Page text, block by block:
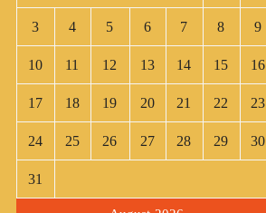
3 4 5 6 7 8 9
10 11 12 13 14 15 16
17 18 19 20 21 22 23
24 25 26 27 28 29 30
31